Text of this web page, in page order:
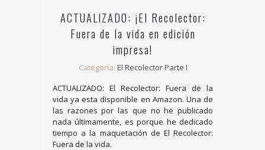
ACTUALIZADO: ¡El Recolector:
Fuera de la vida en edición
impresa!
Categoría: El Recolector Parte I
ACTUALIZADO: El Recolector: Fuera de la
vida ya esta disponible en Amazon. Una de
las razones por las que no he publicado
nada últimamente, es porque he dedicado
tiempo a la maquetación de El Recolector:
Fuera de la vida.